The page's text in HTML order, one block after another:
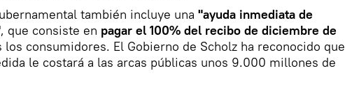
también incluye una "ayuda inmediata de
, que consiste en pagar el 100% del recibo de diciembre de
los consumidores. El Gobierno de Scholz ha reconocido que
le costará a las arcas públicas unos 9.000 millones de